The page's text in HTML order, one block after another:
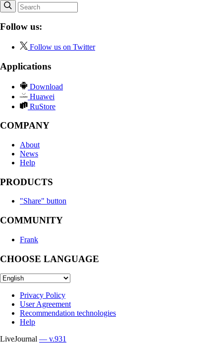
Follow us:
Follow us on Twitter
Applications
Download
Huawei
RuStore
COMPANY
About
News
Help
PRODUCTS
"Share" button
COMMUNITY
Frank
CHOOSE LANGUAGE
Privacy Policy
User Agreement
Recommendation technologies
Help
LiveJournal — v.931